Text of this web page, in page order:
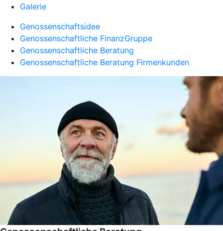
Galerie
Genossenschaftsidee
Genossenschaftliche FinanzGruppe
Genossenschaftliche Beratung
Genossenschaftliche Beratung Firmenkunden